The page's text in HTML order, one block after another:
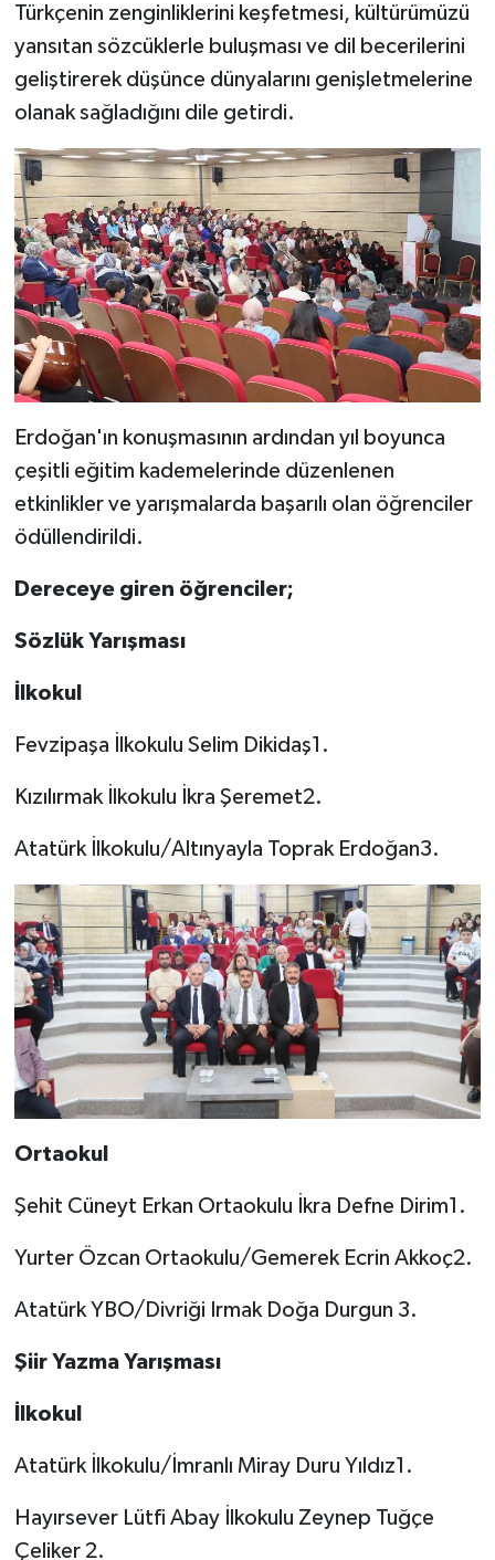
Türkçenin zenginliklerini keşfetmesi, kültürümüzü
yansıtan sözcüklerle buluşması ve dil becerilerini
geliştirerek düşünce dünyalarını genişletmelerine
olanak sağladığını dile getirdi.
Erdoğan'ın konuşmasının ardından yıl boyunca
çeşitli eğitim kademelerinde düzenlenen
etkinlikler ve yarışmalarda başarılı olan öğrenciler
ödüllendirildi.
Dereceye giren öğrenciler;
Sözlük Yarışması
İlkokul
Fevzipaşa İlkokulu Selim Dikidaş1.
Kızılırmak İlkokulu İkra Şeremet2.
Atatürk İlkokulu/Altınyayla Toprak Erdoğan3.
Ortaokul
Şehit Cüneyt Erkan Ortaokulu İkra Defne Dirim1.
Yurter Özcan Ortaokulu/Gemerek Ecrin Akkoç2.
Atatürk YBO/Divriği Irmak Doğa Durgun 3.
Şiir Yazma Yarışması
İlkokul
Atatürk İlkokulu/İmranlı Miray Duru Yıldız1.
Hayırsever Lütfi Abay İlkokulu Zeynep Tuğçe
Çeliker 2.